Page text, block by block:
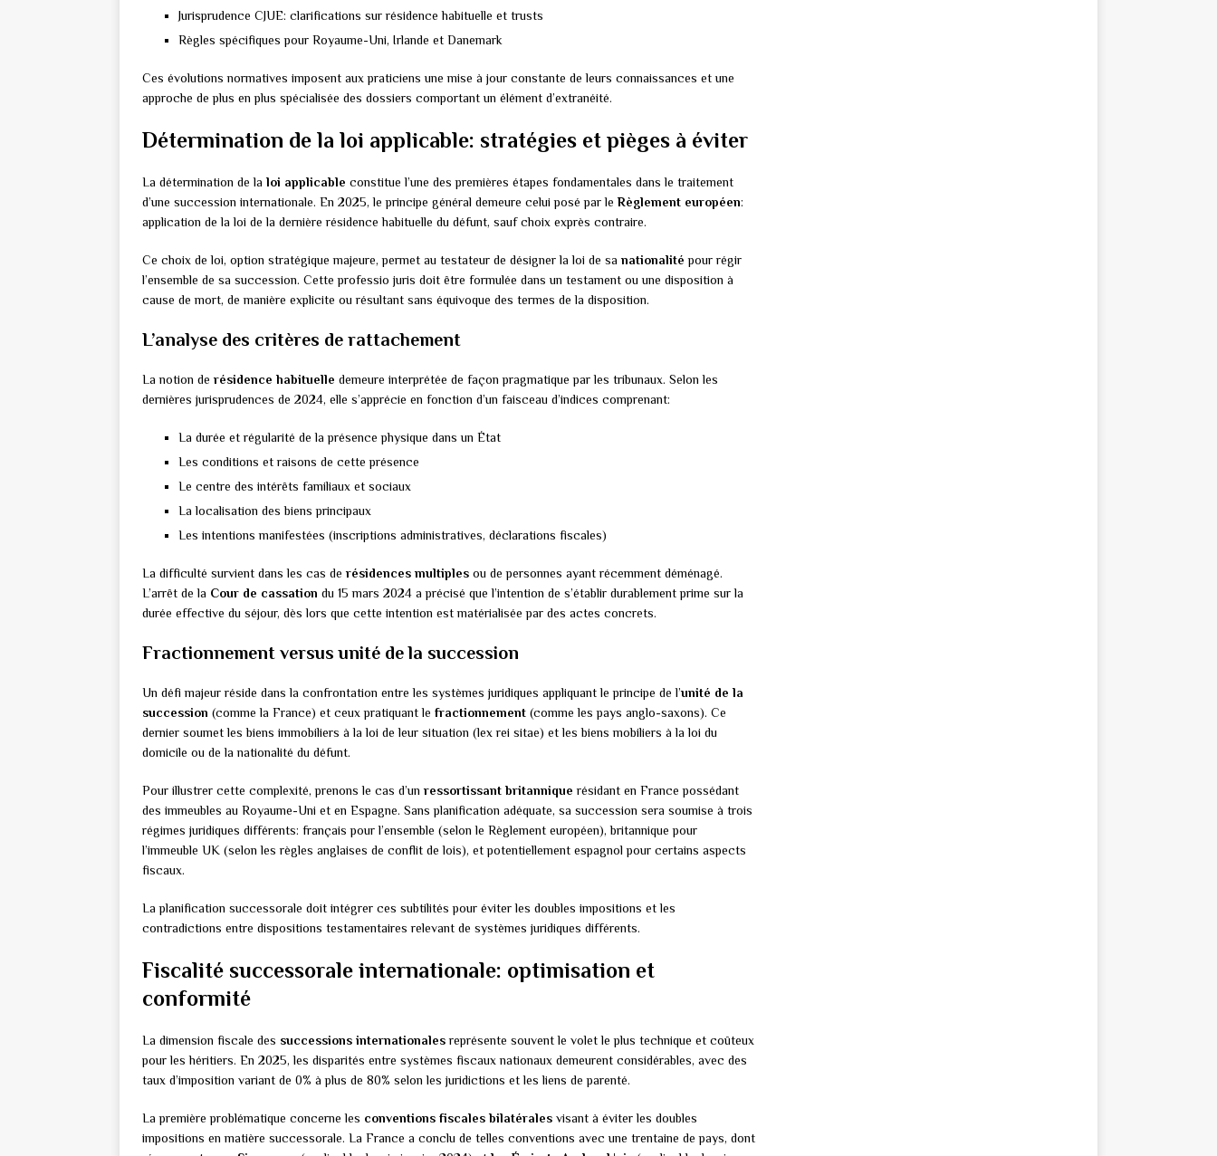
Jurisprudence CJUE: clarifications sur résidence habituelle et trusts
Règles spécifiques pour Royaume-Uni, Irlande et Danemark
Ces évolutions normatives imposent aux praticiens une mise à jour constante de leurs connaissances et une
approche de plus en plus spécialisée des dossiers comportant un élément d’extranéité.
Détermination de la loi applicable: stratégies et pièges à éviter
La détermination de la loi applicable constitue l’une des premières étapes fondamentales dans le traitement
d’une succession internationale. En 2025, le principe général demeure celui posé par leRèglement européen:
application de la loi de la dernière résidence habituelle du défunt, sauf choix exprès contraire.
Ce choix de loi, option stratégique majeure, permet au testateur de désigner la loi de sa nationalité pour régir
l’ensemble de sa succession. Cette professio juris doit être formulée dans un testament ou une disposition à
cause de mort, de manière explicite ou résultant sans équivoque des termes de la disposition.
L’analyse des critères de rattachement
La notion de résidence habituelle demeure interprétée de façon pragmatique par les tribunaux. Selon les
dernières jurisprudences de 2024, elle s’apprécie en fonction d’un faisceau d’indices comprenant:
La durée et régularité de la présence physique dans un État
Les conditions et raisons de cette présence
Le centre des intérêts familiaux et sociaux
La localisation des biens principaux
Les intentions manifestées (inscriptions administratives, déclarations fiscales)
La difficulté survient dans les cas de résidences multiples ou de personnes ayant récemment déménagé.
L’arrêt de la Cour de cassation du 15 mars 2024 a précisé que l’intention de s’établir durablement prime sur la
durée effective du séjour, dès lors que cette intention est matérialisée par des actes concrets.
Fractionnement versus unité de la succession
Un défi majeur réside dans la confrontation entre les systèmes juridiques appliquant le principe de l’unité de la
succession (comme la France) et ceux pratiquant le fractionnement (comme les pays anglo-saxons). Ce
dernier soumet les biens immobiliers à la loi de leur situation (lex rei sitae) et les biens mobiliers à la loi du
domicile ou de la nationalité du défunt.
Pour illustrer cette complexité, prenons le cas d’un ressortissant britannique résidant en France possédant
des immeubles au Royaume-Uni et en Espagne. Sans planification adéquate, sa succession sera soumise à trois
régimes juridiques différents: français pour l’ensemble (selon le Règlement européen), britannique pour
l’immeuble UK (selon les règles anglaises de conflit de lois), et potentiellement espagnol pour certains aspects
fiscaux.
La planification successorale doit intégrer ces subtilités pour éviter les doubles impositions et les
contradictions entre dispositions testamentaires relevant de systèmes juridiques différents.
Fiscalité successorale internationale: optimisation et
conformité
La dimension fiscale des successions internationalesreprésente souvent le volet le plus technique et coûteux
pour les héritiers. En 2025, les disparités entre systèmes fiscaux nationaux demeurent considérables, avec des
taux d’imposition variant de 0% à plus de 80% selon les juridictions et les liens de parenté.
La première problématique concerne les conventions fiscales bilatérales visant à éviter les doubles
impositions en matière successorale. La France a conclu de telles conventions avec une trentaine de pays, dont